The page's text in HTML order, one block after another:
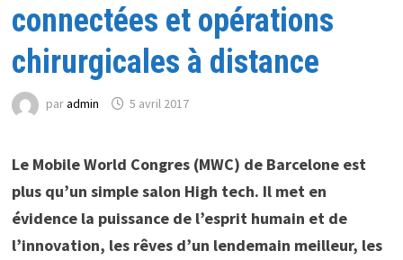
connectées et opérations
chirurgicales à distance
paradmin 5 avril 2017
Le Mobile World Congres (MWC) de Barcelone est
plus qu’un simple salon High tech. Il met en
évidence la puissance de l’esprit humain et de
l’innovation, les rêves d’un lendemain meilleur, les